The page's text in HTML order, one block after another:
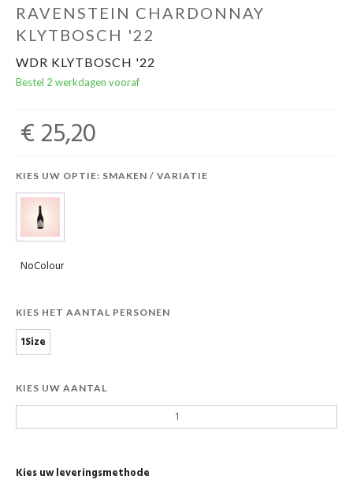
RAVENSTEIN CHARDONNAY
KLYTBOSCH '22
WDR KLYTBOSCH '22
Bestel 2 werkdagen vooraf
€ 25,20
KIES UW OPTIE: SMAKEN / VARIATIE
NoColour
KIES HET AANTAL PERSONEN
1Size
KIES UW AANTAL
Kies uw leveringsmethode